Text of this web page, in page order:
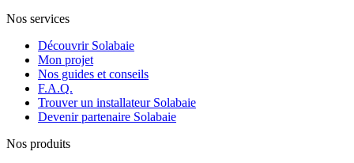
Nos services
Découvrir Solabaie
Mon projet
Nos guides et conseils
F.A.Q.
Trouver un installateur Solabaie
Devenir partenaire Solabaie
Nos produits